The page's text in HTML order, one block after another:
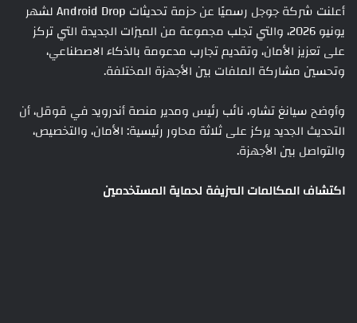
أعلنت شركة جوجل رسميًا عن حزمة تحديثات Android Drop لشهر
يونيو 2026، والتي تجلب مجموعة من الميزات الجديدة التي تركز
على تعزيز الأمان، وتقديم تجارب مدعومة بالذكاء الاصطناعي،
وتحسين مشاركة الملفات بين الأجهزة المختلفة.
وأوضح سيانغ تشاو، نائب رئيس ومدير منصة أندرويد في قوقل، أن
التحديث الجديد يركز على ثلاثة محاور رئيسية: الأمان، والتخصيص،
والتواصل بين الأجهزة.
اكتشاف المكالمات المزيفة لحماية المستخدمين